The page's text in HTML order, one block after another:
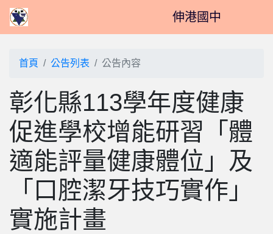
伸港國中
首頁 公告列表 公告內容
彰化縣113學年度健康
促進學校增能研習「體
適能評量健康體位」及
「口腔潔牙技巧實作」
實施計畫